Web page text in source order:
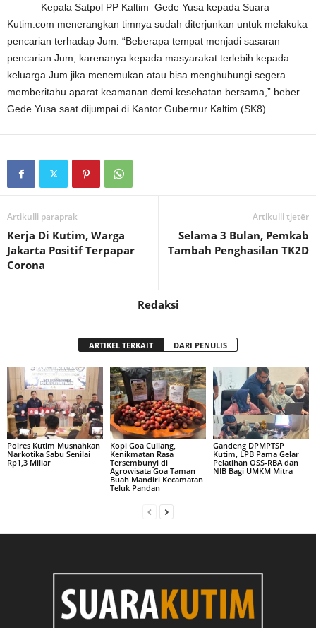
Kepala Satpol PP Kaltim Gede Yusa kepada Suara
Kutim.com menerangkan timnya sudah diterjunkan untuk melakuka
pencarian terhadap Jum. “Beberapa tempat menjadi sasaran
pencarian Jum, karenanya kepada masyarakat terlebih kepada
keluarga Jum jika menemukan atau bisa menghubungi segera
memberitahu aparat keamanan demi kesehatan bersama,” beber
Gede Yusa saat dijumpai di Kantor Gubernur Kaltim.(SK8)
Artikulli paraprak
Kerja Di Kutim, Warga
Jakarta Positif Terpapar
Corona
Artikulli tjetër
Selama 3 Bulan, Pemkab
Tambah Penghasilan TK2D
Redaksi
ARTIKEL TERKAIT DARI PENULIS
Polres Kutim Musnahkan
Narkotika Sabu Senilai
Rp1,3 Miliar
Kopi Goa Cullang,
Kenikmatan Rasa
Tersembunyi di
Agrowisata Goa Taman
Buah Mandiri Kecamatan
Teluk Pandan
Gandeng DPMPTSP
Kutim, LPB Pama Gelar
Pelatihan OSS-RBA dan
NIB Bagi UMKM Mitra